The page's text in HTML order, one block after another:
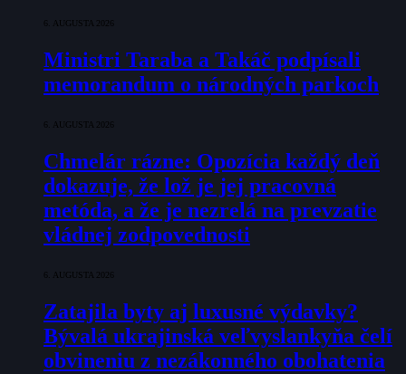
6. AUGUSTA 2026
Ministri Taraba a Takáč podpísali
memorandum o národných parkoch
6. AUGUSTA 2026
Chmelár rázne: Opozícia každý deň
dokazuje, že lož je jej pracovná
metóda, a že je nezrelá na prevzatie
vládnej zodpovednosti
6. AUGUSTA 2026
Zatajila byty aj luxusné výdavky?
Bývalá ukrajinská veľvyslankyňa čelí
obvineniu z nezákonného obohatenia